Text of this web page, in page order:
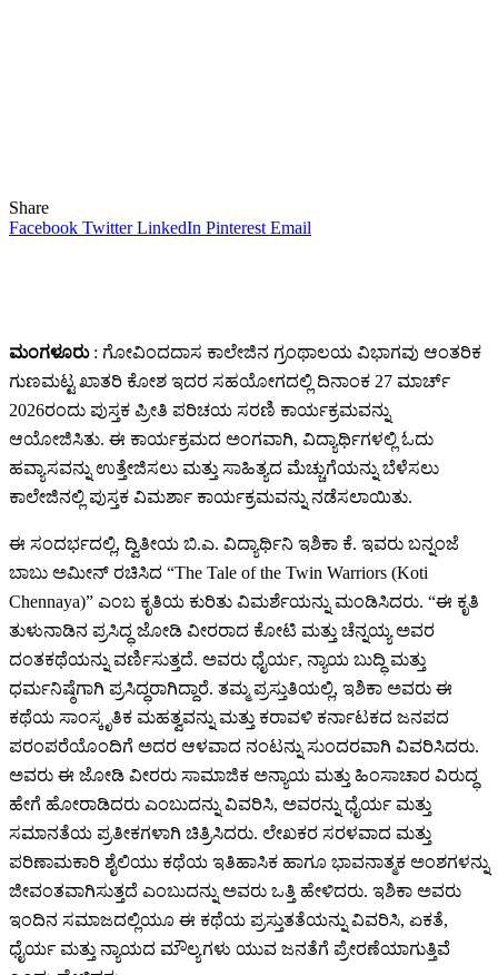
Share
Facebook Twitter LinkedIn Pinterest Email
ಮಂಗಳೂರು: ಗೋವಿಂದದಾಸ ಕಾಲೇಜಿನ ಗ್ರಂಥಾಲಯ ವಿಭಾಗವು ಆಂತರಿಕ
ಗುಣಮಟ್ಟ ಖಾತರಿ ಕೋಶ ಇದರ ಸಹಯೋಗದಲ್ಲಿ ದಿನಾಂಕ 27 ಮಾರ್ಚ್
2026ರಂದು ಪುಸ್ತಕ ಪ್ರೀತಿ ಪರಿಚಯ ಸರಣಿ ಕಾರ್ಯಕ್ರಮವನ್ನು
ಆಯೋಜಿಸಿತು. ಈ ಕಾರ್ಯಕ್ರಮದ ಅಂಗವಾಗಿ, ವಿದ್ಯಾರ್ಥಿಗಳಲ್ಲಿ ಓದು
ಹವ್ಯಾಸವನ್ನು ಉತ್ತೇಜಿಸಲು ಮತ್ತು ಸಾಹಿತ್ಯದ ಮೆಚ್ಚುಗೆಯನ್ನು ಬೆಳೆಸಲು
ಕಾಲೇಜಿನಲ್ಲಿ ಪುಸ್ತಕ ವಿಮರ್ಶಾ ಕಾರ್ಯಕ್ರಮವನ್ನು ನಡೆಸಲಾಯಿತು.
ಈ ಸಂದರ್ಭದಲ್ಲಿ, ದ್ವಿತೀಯ ಬಿ.ಎ. ವಿದ್ಯಾರ್ಥಿನಿ ಇಶಿಕಾ ಕೆ. ಇವರು ಬನ್ನಂಜೆ
ಬಾಬು ಅಮೀನ್ ರಚಿಸಿದ “The Tale of the Twin Warriors (Koti
Chennaya)” ಎಂಬ ಕೃತಿಯ ಕುರಿತು ವಿಮರ್ಶೆಯನ್ನು ಮಂಡಿಸಿದರು. “ಈ ಕೃತಿ
ತುಳುನಾಡಿನ ಪ್ರಸಿದ್ಧ ಜೋಡಿ ವೀರರಾದ ಕೋಟಿ ಮತ್ತು ಚೆನ್ನಯ್ಯ ಅವರ
ದಂತಕಥೆಯನ್ನು ವರ್ಣಿಸುತ್ತದೆ. ಅವರು ಧೈರ್ಯ, ನ್ಯಾಯ ಬುದ್ಧಿ ಮತ್ತು
ಧರ್ಮನಿಷ್ಠೆಗಾಗಿ ಪ್ರಸಿದ್ಧರಾಗಿದ್ದಾರೆ. ತಮ್ಮ ಪ್ರಸ್ತುತಿಯಲ್ಲಿ, ಇಶಿಕಾ ಅವರು ಈ
ಕಥೆಯ ಸಾಂಸ್ಕೃತಿಕ ಮಹತ್ವವನ್ನು ಮತ್ತು ಕರಾವಳಿ ಕರ್ನಾಟಕದ ಜನಪದ
ಪರಂಪರೆಯೊಂದಿಗೆ ಅದರ ಆಳವಾದ ನಂಟನ್ನು ಸುಂದರವಾಗಿ ವಿವರಿಸಿದರು.
ಅವರು ಈ ಜೋಡಿ ವೀರರು ಸಾಮಾಜಿಕ ಅನ್ಯಾಯ ಮತ್ತು ಹಿಂಸಾಚಾರ ವಿರುದ್ಧ
ಹೇಗೆ ಹೋರಾಡಿದರು ಎಂಬುದನ್ನು ವಿವರಿಸಿ, ಅವರನ್ನು ಧೈರ್ಯ ಮತ್ತು
ಸಮಾನತೆಯ ಪ್ರತೀಕಗಳಾಗಿ ಚಿತ್ರಿಸಿದರು. ಲೇಖಕರ ಸರಳವಾದ ಮತ್ತು
ಪರಿಣಾಮಕಾರಿ ಶೈಲಿಯು ಕಥೆಯ ಇತಿಹಾಸಿಕ ಹಾಗೂ ಭಾವನಾತ್ಮಕ ಅಂಶಗಳನ್ನು
ಜೀವಂತವಾಗಿಸುತ್ತದೆ ಎಂಬುದನ್ನು ಅವರು ಒತ್ತಿ ಹೇಳಿದರು. ಇಶಿಕಾ ಅವರು
ಇಂದಿನ ಸಮಾಜದಲ್ಲಿಯೂ ಈ ಕಥೆಯ ಪ್ರಸ್ತುತತೆಯನ್ನು ವಿವರಿಸಿ, ಏಕತೆ,
ಧೈರ್ಯ ಮತ್ತು ನ್ಯಾಯದ ಮೌಲ್ಯಗಳು ಯುವ ಜನತೆಗೆ ಪ್ರೇರಣೆಯಾಗುತ್ತಿವೆ